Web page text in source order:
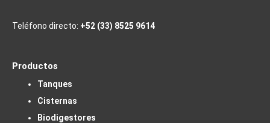
Teléfono directo: +52 (33) 8525 9614
Productos
Tanques
Cisternas
Biodigestores